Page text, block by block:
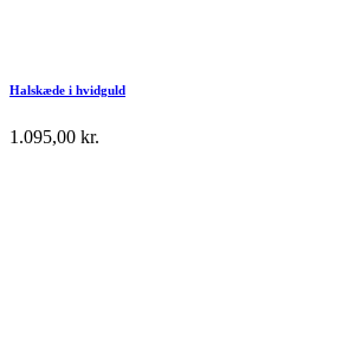
Halskæde i hvidguld
1.095,00 kr.